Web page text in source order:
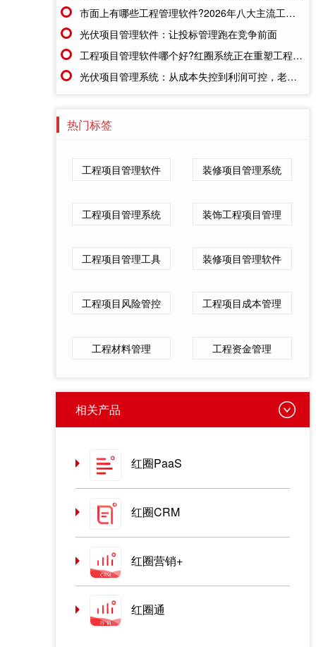
市面上有哪些工程管理软件?2026年八大主流工具深度盘点
光伏项目管理软件：让投标管理跑在竞争前面
工程项目管理软件哪个好?红圈系统正在重塑工程企业的"数字大脑"
光伏项目管理系统：从成本失控到利润可控，老板只需做对一步
热门标签
工程项目管理软件 装修项目管理系统
工程项目管理系统 装饰工程项目管理
工程项目管理工具 装修项目管理软件
工程项目风险管控 工程项目成本管理
工程材料管理 工程资金管理
相关产品
红圈PaaS
红圈CRM
红圈营销+
红圈通